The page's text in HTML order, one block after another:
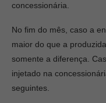
concessionária.
No fim do mês, caso a
maior do que a
somente a diferença.
injetado na
seguintes.